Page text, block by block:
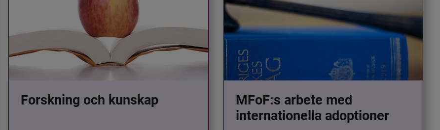
Forskning och kunskap
MFoF:s arbete med
internationella adoptioner